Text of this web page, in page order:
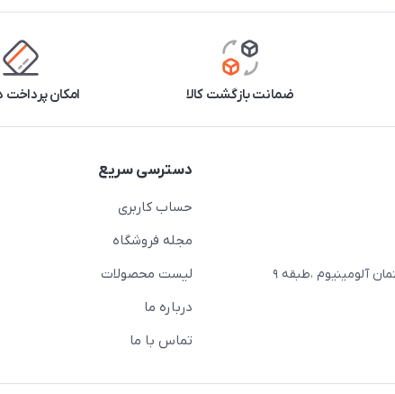
ضمانت بازگشت کالا امکان پرداخت
آلومینیوم ،طبقه ۹
دسترسی سریع
حساب کاربری
مجله فروشگاه
لیست محصولات
درباره ما
تماس با ما